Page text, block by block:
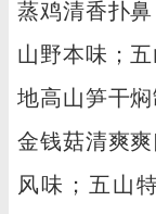
蒸鸡清香扑
山野本味；
地高山笋干
金钱菇清爽
风味；五山